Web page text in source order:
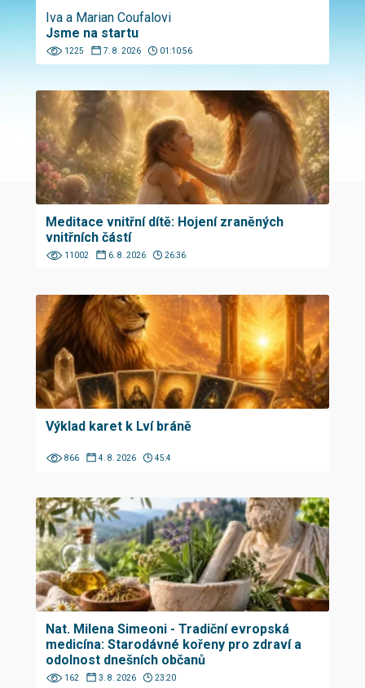
Iva a Marian Coufalovi
Jsme na startu
1225 7. 8. 2026 01:10:56
Meditace vnitřní dítě: Hojení zraněných
vnitřních částí
11002 6. 8. 2026 26:36
Výklad karet k Lví bráně
866 4. 8. 2026 45:4
Nat. Milena Simeoni - Tradiční evropská
medicína: Starodávné kořeny pro zdraví a
odolnost dnešních občanů
162 3. 8. 2026 23:20